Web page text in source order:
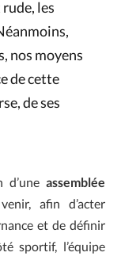
rude, les
nos moyens
de cette
de ses
d’une assemblée
afin d’acter
et de définir
sportif, l’équipe